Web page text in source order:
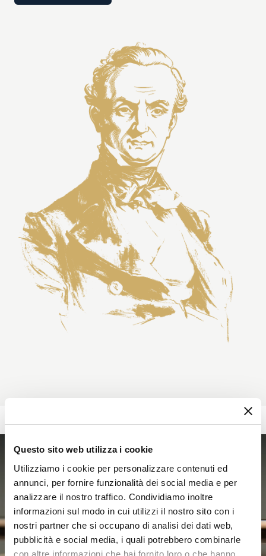
Questo sito web utilizza i cookie
Utilizziamo i cookie per personalizzare contenuti ed
annunci, per fornire funzionalità dei social media e per
analizzare il nostro traffico. Condividiamo inoltre
informazioni sul modo in cui utilizzi il nostro sito con i
nostri partner che si occupano di analisi dei dati web,
pubblicità e social media, i quali potrebbero combinarle
con altre informazioni che hai fornito loro o che hanno